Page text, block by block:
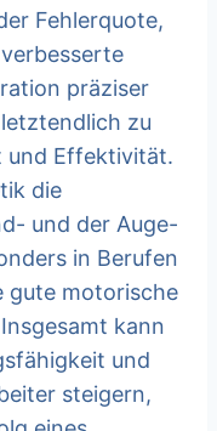
Fehlerquote,
präziser
zu
und Effektivität.
die
und der Auge-
in Berufen
gute motorische
kann
und
steigern,